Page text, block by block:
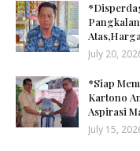
July 20,
*Siap
Kartono
Aspirasi
July 15,